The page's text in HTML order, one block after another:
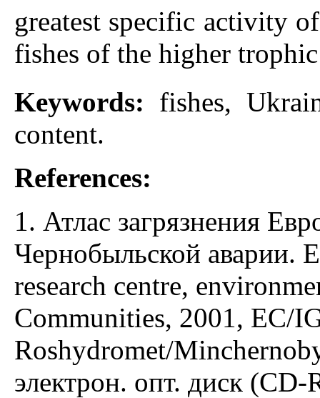
greatest specific activity
fishes of the higher
Keywords: fishes,
content.
References:
1. Атлас загрязнения
Чернобыльской аварии.
research centre,
Communities, 2001, EC/
Roshydromet/
электрон. опт. диск